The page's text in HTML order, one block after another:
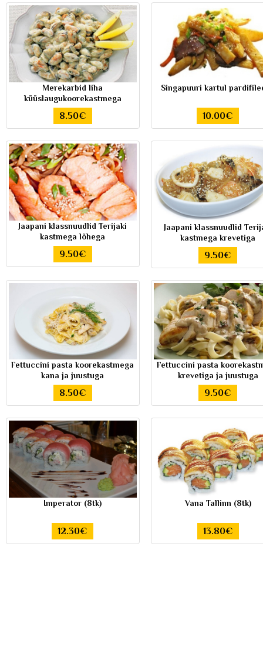
Merekarbid liha
küüslaugukoorekastmega
8.50€
Singapuuri kartul
10.00€
Jaapani klassnuudlid Terijaki
kastmega lõhega
9.50€
Jaapani klassnuudlid
kastmega krevetiga
9.50€
Fettuccini pasta koorekastmega
kana ja juustuga
8.50€
Fettuccini pasta
krevetiga ja juustuga
9.50€
Imperator (8tk)
12.30€
Vana Tallinn (8tk)
13.80€